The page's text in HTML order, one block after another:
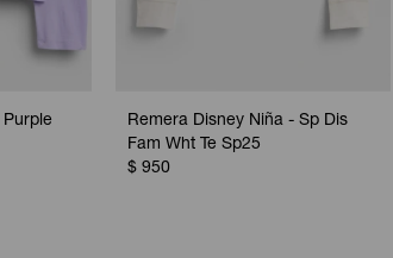
Remera Disney Niña - Sp Dis
Fam Wht Te Sp25
$ 950